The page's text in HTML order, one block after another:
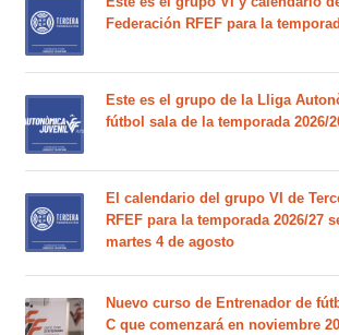
Federación RFEF para la
Este es el grupo de la Lliga
fútbol sala de la temporada 2026/
El calendario del grupo VI de
RFEF para la temporada 2026/27
martes 4 de agosto
Nuevo curso de Entrenador de
C que comenzará en noviembre